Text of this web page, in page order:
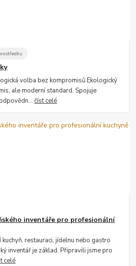
volba bez kompromisů Ekologický
ale moderní standard. Spojuje
číst celé
inventáře pro profesionální
restauraci, jídelnu nebo gastro
inventář je základ. Připravili jsme pro
celé